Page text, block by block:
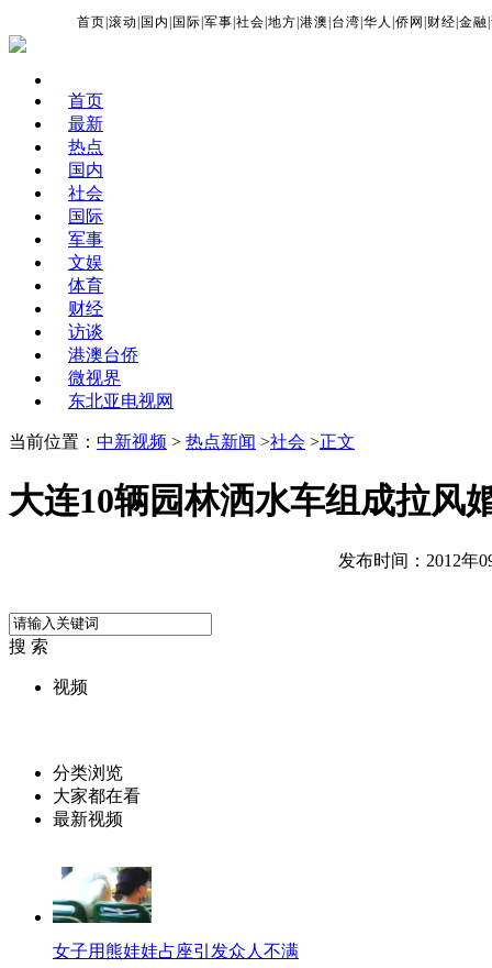
首页 |滚动 国内 国际 |军事 |社会 |地方 |港澳 台湾 |华人 |侨网 财经 |金融 |
首页
最新
热点
国内
社会
国际
军事
文娱
体育
财经
访谈
港澳台侨
微视界
东北亚电视网
当前位置： 中新视频 > 热点新闻 >社会 >正文
大连10辆园林洒水车组成拉风
发布时间：2012年
搜 索
视频
分类浏览
大家都在看
最新视频
女子用熊娃娃占座引发众人不满